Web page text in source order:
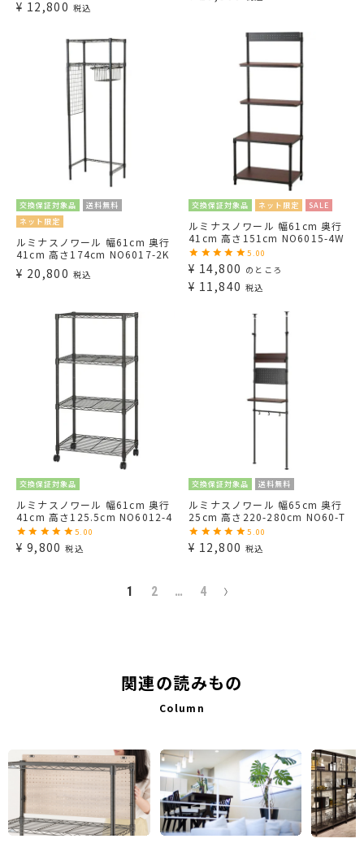
¥ 12,800 税込
交換保証対象品
送料無料
ネット限定
ルミナスノワール 幅61cm 奥行
41cm 高さ174cm NO6017-2K
¥ 20,800 税込
交換保証対象品 ネット限定 SALE
ルミナスノワール 幅61cm 奥行
41cm 高さ151cm NO6015-4W
5.00
¥ 14,800 のところ
¥ 11,840 税込
交換保証対象品
ルミナスノワール 幅61cm 奥行
41cm 高さ125.5cm NO6012-4
5.00
¥ 9,800 税込
交換保証対象品 送料無料
ルミナスノワール 幅65cm 奥行
25cm 高さ220-280cm NO60-T
5.00
¥ 12,800 税込
1 2 … 4
関連の読みもの
Column